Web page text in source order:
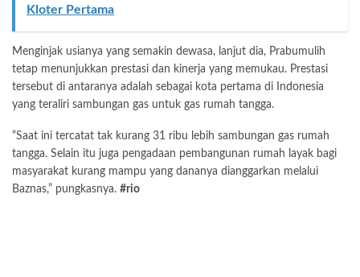
Kloter Pertama
Menginjak usianya yang semakin dewasa, lanjut dia, Prabumulih
tetap menunjukkan prestasi dan kinerja yang memukau. Prestasi
tersebut di antaranya adalah sebagai kota pertama di Indonesia
yang teraliri sambungan gas untuk gas rumah tangga.
“Saat ini tercatat tak kurang 31 ribu lebih sambungan gas rumah
tangga. Selain itu juga pengadaan pembangunan rumah layak bagi
masyarakat kurang mampu yang dananya dianggarkan melalui
Baznas,” pungkasnya. #rio